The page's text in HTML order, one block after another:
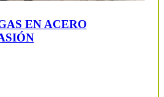
EN ACERO